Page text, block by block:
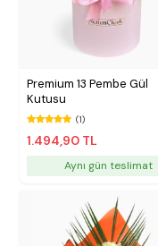
Premium 13 Pembe Gül
Kutusu
(1)
1.494,90 TL
Aynı gün teslimat